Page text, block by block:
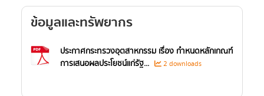
ข้อมูลและทรัพยากร
ประกาศกระทรวงอุตสาหกรรม เรื่อง กำหนดหลักเกณฑ์
การเสนอผลประโยชน์แก่รัฐ...
2 downloads